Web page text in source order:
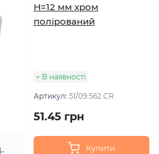
H=12 мм хром
полірований
В наявності
Артикул: 51/09.562.CR
51.45 грн
Купити